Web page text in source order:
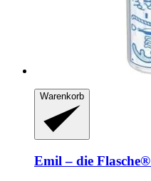
Warenkorb
Emil – die Flasche®